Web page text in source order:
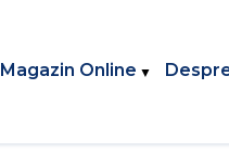
Magazin Online